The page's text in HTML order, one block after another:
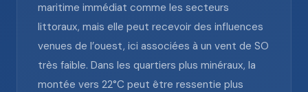
maritime immédiat comme les secteurs
littoraux, mais elle peut recevoir des influences
venues de l’ouest, ici associées à un vent de SO
très faible. Dans les quartiers plus minéraux, la
montée vers 22°C peut être ressentie plus